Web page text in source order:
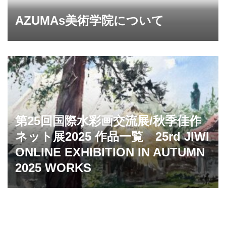
AZUMAs美術学院について
第25回国際水彩画交流展/秋季佳作
ネット展2025 作品一覧 25rd JIWI
ONLINE EXHIBITION IN AUTUMN
2025 WORKS